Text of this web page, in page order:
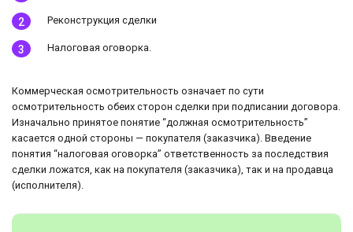
Реконструкция сделки
Налоговая оговорка.
Коммерческая осмотрительность означает по сути
осмотрительность обеих сторон сделки при подписании договора.
Изначально принятое понятие “должная осмотрительность”
касается одной стороны — покупателя (заказчика). Введение
понятия “налоговая оговорка” ответственность за последствия
сделки ложатся, как на покупателя (заказчика), так и на продавца
(исполнителя).